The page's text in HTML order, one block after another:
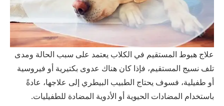
علاج هبوط المستقيم في الكلاب يعتمد على سبب الحالة ومدى
تلف نسيج المستقيم، فإذا كان هناك عدوى بكتيرية أو فيروسية
أو طفيلية، فسوف يحتاج الطبيب البيطري إلى علاجها، عادةً
باستخدام المضادات الحيوية أو الأدوية المضادة للطفيليات.